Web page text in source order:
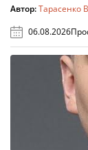
Автор:Тарасенко
06.08.2026